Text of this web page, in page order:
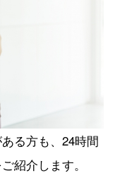
る方も、24時間
紹介します。